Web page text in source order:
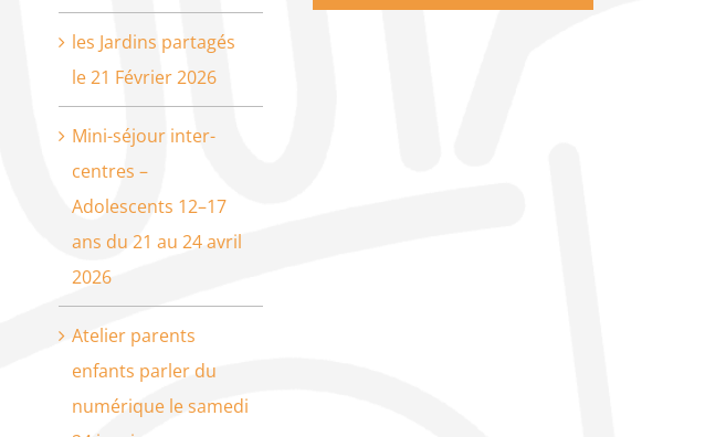
les Jardins partagés
le 21 Février 2026
Mini-séjour inter-
centres –
Adolescents 12–17
ans du 21 au 24 avril
2026
Atelier parents
enfants parler du
numérique le samedi